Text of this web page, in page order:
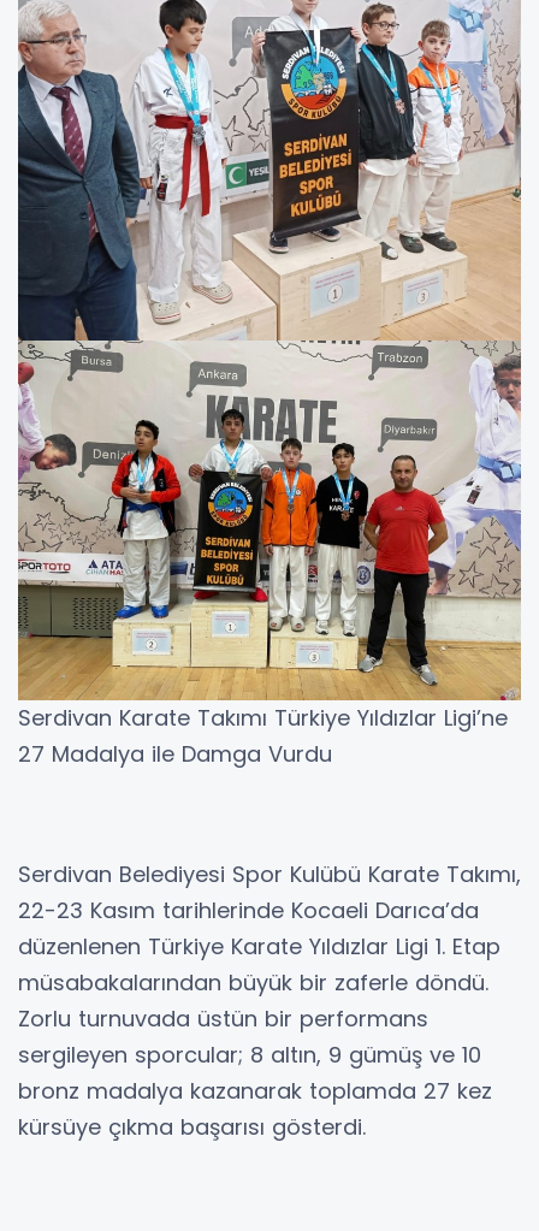
Serdivan Karate Takımı Türkiye Yıldızlar Ligi’ne
27 Madalya ile Damga Vurdu
Serdivan Belediyesi Spor Kulübü Karate Takımı,
22-23 Kasım tarihlerinde Kocaeli Darıca’da
düzenlenen Türkiye Karate Yıldızlar Ligi 1. Etap
müsabakalarından büyük bir zaferle döndü.
Zorlu turnuvada üstün bir performans
sergileyen sporcular; 8 altın, 9 gümüş ve 10
bronz madalya kazanarak toplamda 27 kez
kürsüye çıkma başarısı gösterdi.